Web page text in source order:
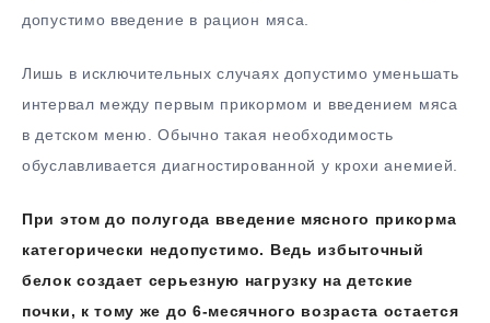
допустимо введение в рацион мяса.
Лишь в исключительных случаях допустимо уменьшать
интервал между первым прикормом и введением мяса
в детском меню. Обычно такая необходимость
обуславливается диагностированной у крохи анемией.
При этом до полугода введение мясного прикорма
категорически недопустимо. Ведь избыточный
белок создает серьезную нагрузку на детские
почки, к тому же до 6-месячного возраста остается